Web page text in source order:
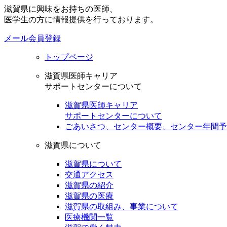
滋賀県に興味をお持ちの医師、
医学生の方に情報提供を行っております。
メール会員登録
トップページ
滋賀県医師キャリア
サポートセンターについて
滋賀県医師キャリア
サポートセンターについて
ごあいさつ、センター概要、センター年間
滋賀県について
滋賀県について
交通アクセス
滋賀県の紹介
滋賀県の医療
滋賀県の取組み、事業について
医療機関一覧